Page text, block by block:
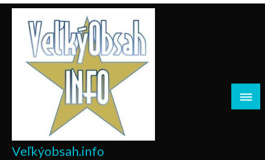
Skip
content
Veľkýobsah.info